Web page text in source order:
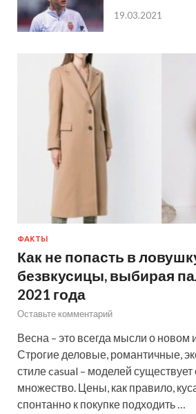
19.03.2021
ФАКТЫ
Как не попасть в
безвкусицы, выбирая
2021 года
Оставьте комментарий
Весна – это всегда мысли о новом
Строгие деловые, романтичные,
стиле casual – моделей
множество. Цены, как правило,
спонтанно к покупке подходить …